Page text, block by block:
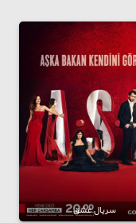
سریال عشق